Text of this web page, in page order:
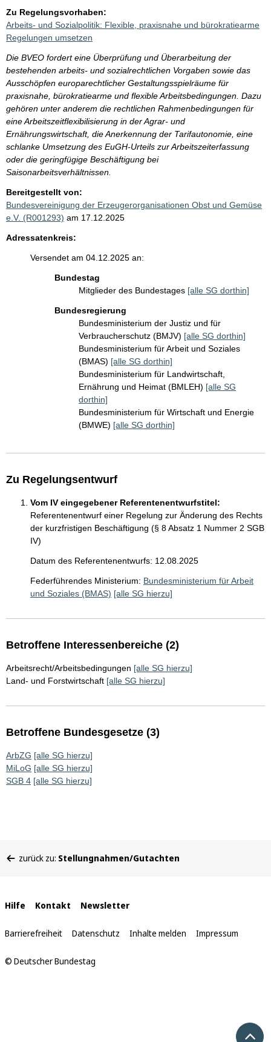
Zu Regelungsvorhaben:
Arbeits- und Sozialpolitik: Flexible, praxisnahe und bürokratiearme
Regelungen umsetzen
Die BVEO fordert eine Überprüfung und Überarbeitung der
bestehenden arbeits- und sozialrechtlichen Vorgaben sowie das
Ausschöpfen europarechtlicher Gestaltungsspielräume für
praxisnahe, bürokratiearme und flexible Arbeitsbedingungen. Dazu
gehören unter anderem die rechtlichen Rahmenbedingungen für
eine Arbeitszeitflexibilisierung in der Agrar- und
Ernährungswirtschaft, die Anerkennung der Tarifautonomie, eine
schlanke Umsetzung des EuGH-Urteils zur Arbeitszeiterfassung
oder die geringfügige Beschäftigung bei
Saisonarbeitsverhältnissen.
Bereitgestellt von:
Bundesvereinigung der Erzeugerorganisationen Obst und Gemüse
e.V. (R001293) am 17.12.2025
Adressatenkreis:
Versendet am 04.12.2025 an:
Bundestag
Mitglieder des Bundestages [alle SG dorthin]
Bundesregierung
Bundesministerium der Justiz und für
Verbraucherschutz (BMJV) [alle SG dorthin]
Bundesministerium für Arbeit und Soziales
(BMAS) [alle SG dorthin]
Bundesministerium für Landwirtschaft,
Ernährung und Heimat (BMLEH) [alle SG
dorthin]
Bundesministerium für Wirtschaft und Energie
(BMWE) [alle SG dorthin]
Zu Regelungsentwurf
Vom IV eingegebener Referentenentwurfstitel:
Referentenentwurf einer Regelung zur Änderung des Rechts
der kurzfristigen Beschäftigung (§ 8 Absatz 1 Nummer 2 SGB
IV)
Datum des Referentenentwurfs: 12.08.2025
Federführendes Ministerium: Bundesministerium für Arbeit
und Soziales (BMAS) [alle SG hierzu]
Betroffene Interessenbereiche (2)
Arbeitsrecht/Arbeitsbedingungen [alle SG hierzu]
Land- und Forstwirtschaft [alle SG hierzu]
Betroffene Bundesgesetze (3)
ArbZG [alle SG hierzu]
MiLoG [alle SG hierzu]
SGB 4 [alle SG hierzu]
befinden
zurück zu: Stellungnahmen/Gutachten
Interne
Links
Hilfe Kontakt Newsletter
Barrierefreiheit Datenschutz Inhalte melden Impressum
© Deutscher Bundestag